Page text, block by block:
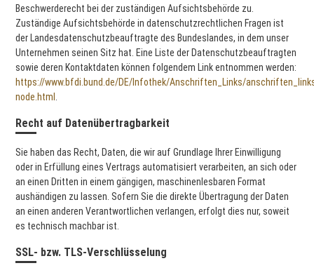
Beschwerderecht bei der zuständigen Aufsichtsbehörde zu.
Zuständige Aufsichtsbehörde in datenschutzrechtlichen Fragen ist
der Landesdatenschutzbeauftragte des Bundeslandes, in dem unser
Unternehmen seinen Sitz hat. Eine Liste der Datenschutzbeauftragten
sowie deren Kontaktdaten können folgendem Link entnommen werden:
https://www.bfdi.bund.de/DE/Infothek/Anschriften_Links/
node.html
Recht auf Datenübertragbarkeit
Sie haben das Recht, Daten, die wir auf Grundlage Ihrer Einwilligung
oder in Erfüllung eines Vertrags automatisiert verarbeiten, an sich oder
an einen Dritten in einem gängigen, maschinenlesbaren Format
aushändigen zu lassen. Sofern Sie die direkte Übertragung der Daten
an einen anderen Verantwortlichen verlangen, erfolgt dies nur, soweit
es technisch machbar ist.
SSL- bzw. TLS-Verschlüsselung